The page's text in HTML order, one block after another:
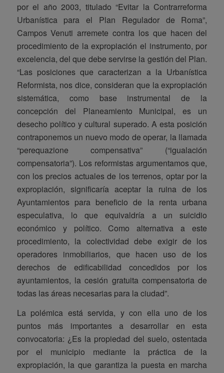
por el año 2003, titulado “Evitar la Contrarreforma
Urbanística para el Plan Regulador de Roma”,
Campos Venuti arremete contra los que hacen del
procedimiento de la expropiación el instrumento, por
excelencia, del que debe servirse la gestión del Plan.
“Las posiciones que caracterizan a la Urbanística
Reformista, nos dice, consideran que la expropiación
sistemática, como base instrumental de la
concepción del Planeamiento Municipal, es un
desecho político y cultural superado. A esta posición
contraponemos un nuevo modo de operar, la llamada
“perequazione compensativa” (“igualación
compensatoria”). Los reformistas argumentamos que,
con los precios actuales de los terrenos, optar por la
expropiación, significaría aceptar la ruina de los
Ayuntamientos para beneficio de la renta urbana
especulativa, lo que equivaldría a un suicidio
económico y político. Como alternativa a este
procedimiento, la colectividad debe exigir de los
operadores inmobiliarios, que hacen uso de los
derechos de edificabilidad concedidos por los
ayuntamientos, la cesión gratuita compensatoria de
todas las áreas necesarias para la ciudad”.
La polémica está servida, y con ella uno de los
puntos más importantes a desarrollar en esta
convocatoria: ¿Es la propiedad del suelo, ostentada
por el municipio mediante la práctica de la
expropiación, la que garantiza la puesta en marcha